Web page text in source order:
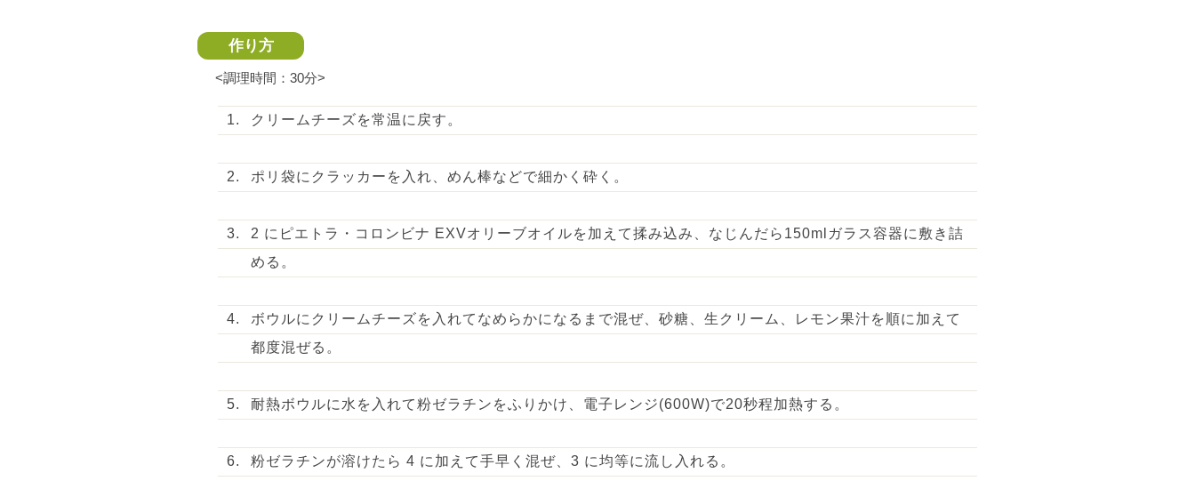
作り方
<調理時間：30分>
クリームチーズを常温に戻す。
ポリ袋にクラッカーを入れ、めん棒などで細かく砕く。
2 にピエトラ・コロンビナ EXVオリーブオイルを加えて揉み込み、なじんだら150mlガラス容器に敷き詰
める。
ボウルにクリームチーズを入れてなめらかになるまで混ぜ、砂糖、生クリーム、レモン果汁を順に加えて
都度混ぜる。
耐熱ボウルに水を入れて粉ゼラチンをふりかけ、電子レンジ(600W)で20秒程加熱する。
粉ゼラチンが溶けたら 4 に加えて手早く混ぜ、3 に均等に流し入れる。